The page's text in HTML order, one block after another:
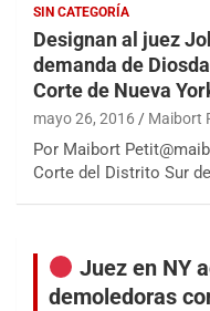
SIN CATEGORÍA
Designan al juez
demanda de
Corte de Nueva
mayo 26, 2016 Maibort
Por Maibort
Corte del Distrito Sur
Juez en NY
demoledoras